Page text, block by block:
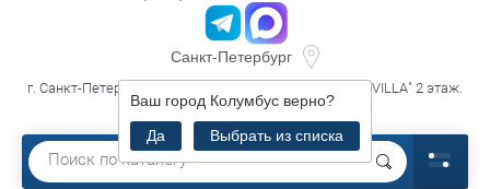
Санкт-Петербург
Ваш город Колумбус верно?
Да
Выбрать из списка
г. Санкт-Петербург, ул. Савушкина д.119 к3 лит.А, ТЦ."VILLA" 2 этаж.
секция В16